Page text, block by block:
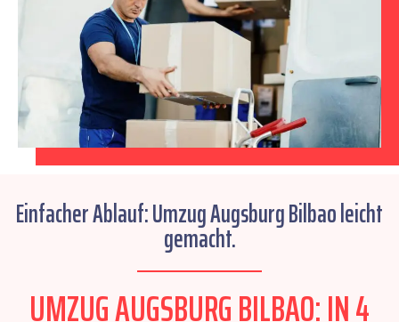
Einfacher Ablauf: Umzug Augsburg Bilbao leicht
gemacht.
UMZUG AUGSBURG BILBAO: IN 4